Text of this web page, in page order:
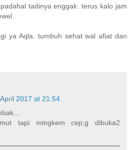
tadinya enggak. terus kalo jam
ya Aqla. tumbuh sehat wal afiat dan
2017 at 21:54
tapi mingkem cep,g dibuka2